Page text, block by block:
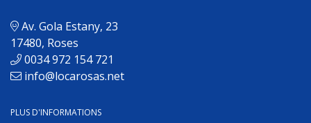
Av. Gola Estany, 23
17480, Roses
0034 972 154 721
info@locarosas.net
PLUS D'INFORMATIONS